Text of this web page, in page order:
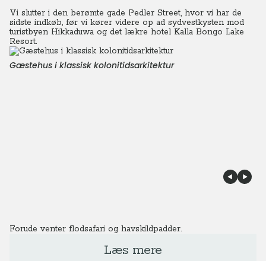
Vi slutter i den berømte gade Pedler Street, hvor vi har de
sidste indkøb, før vi kører videre op ad sydvestkysten mod
turistbyen Hikkaduwa og det lækre hotel Kalla Bongo Lake
Resort.
Gæstehus i klassisk kolonitidsarkitektur
Forude venter flodsafari og havskildpadder.
Læs mere